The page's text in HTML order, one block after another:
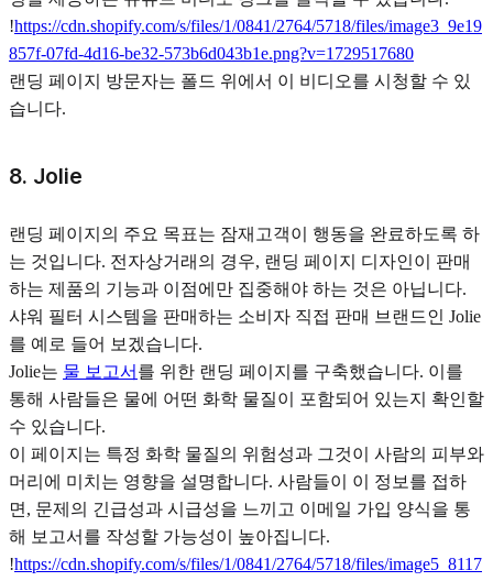
!https://cdn.shopify.com/s/files/1/0841/2764/5718/files/image3_9e19
857f-07fd-4d16-be32-573b6d043b1e.png?v=1729517680
랜딩 페이지 방문자는 폴드 위에서 이 비디오를 시청할 수 있
습니다.
8. Jolie
랜딩 페이지의 주요 목표는 잠재고객이 행동을 완료하도록 하
는 것입니다. 전자상거래의 경우, 랜딩 페이지 디자인이 판매
하는 제품의 기능과 이점에만 집중해야 하는 것은 아닙니다.
샤워 필터 시스템을 판매하는 소비자 직접 판매 브랜드인 Jolie
를 예로 들어 보겠습니다.
Jolie는 물 보고서 를 위한 랜딩 페이지를 구축했습니다. 이를
통해 사람들은 물에 어떤 화학 물질이 포함되어 있는지 확인할
수 있습니다.
이 페이지는 특정 화학 물질의 위험성과 그것이 사람의 피부와
머리에 미치는 영향을 설명합니다. 사람들이 이 정보를 접하
면, 문제의 긴급성과 시급성을 느끼고 이메일 가입 양식을 통
해 보고서를 작성할 가능성이 높아집니다.
!https://cdn.shopify.com/s/files/1/0841/2764/5718/files/image5_8117